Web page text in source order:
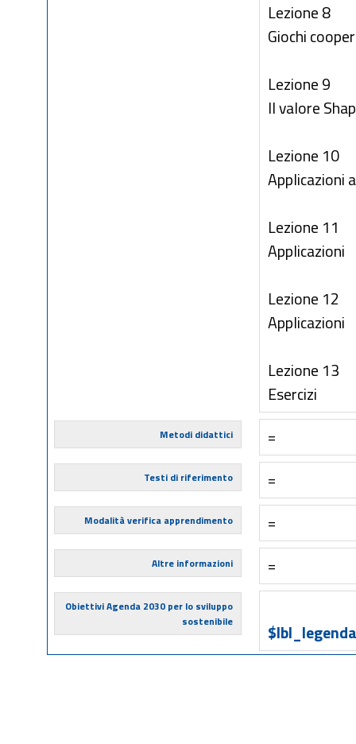
Lezione 8
Giochi
Lezione 9
Il valore
Lezione 10
Applicazioni
Lezione 11
Applicazioni
Lezione 12
Applicazioni
Lezione 13
Esercizi
Metodi didattici =
Testi di riferimento =
Modalità verifica apprendimento =
Altre informazioni =
Obiettivi Agenda 2030 per lo sviluppo
sostenibile